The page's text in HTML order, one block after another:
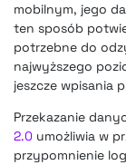
mobilnym, jego
ten sposób
potrzebne do
najwyższego
jeszcze wpisania
Przekazanie
2.0 umożliwia w
przypomnienie